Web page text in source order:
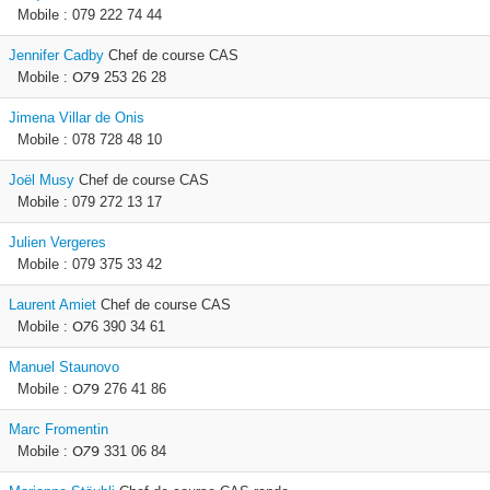
Mobile : 079 222 74 44
Jennifer Cadby Chef de course CAS
Mobile : 𝖮𐓒𝟫 253 26 28
Jimena Villar de Onis
Mobile : 078 728 48 10
Joël Musy Chef de course CAS
Mobile : 079 272 13 17
Julien Vergeres
Mobile : 079 375 33 42
Laurent Amiet Chef de course CAS
Mobile : 𝖮𐓒6 390 34 61
Manuel Staunovo
Mobile : 𝖮𐓒𝟫 276 41 86
Marc Fromentin
Mobile : 𝖮𐓒𝟫 331 06 84